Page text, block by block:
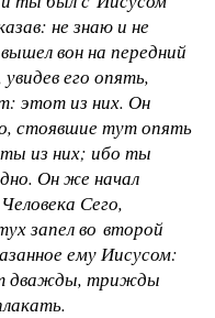
не знаю и не
вон на передний
его опять,
этот из них. Он
стоявшие тут опять
из них; ибо ты
Он же начал
Сего,
запел во второй
ему Иисусом:
дважды, трижды